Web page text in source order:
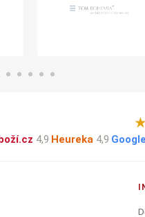
★
4,9·Heureka 4,9·Google